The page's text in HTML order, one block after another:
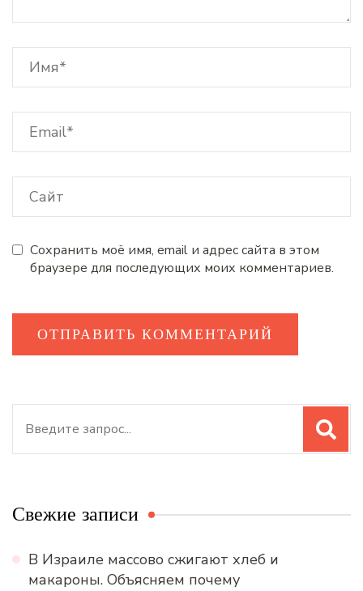
Сохранить моё имя, email и адрес сайта в этом
браузере для последующих моих комментариев.
Свежие записи
В Израиле массово сжигают хлеб и
макароны. Объясняем почему